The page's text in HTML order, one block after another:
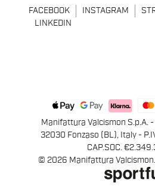
FACEBOOK INSTAGRAM
LINKEDIN
Manifattura Valcismon S.p.A.
32030 Fonzaso (BL), Italy -
CAP.SOC.
© 2026 Manifattura